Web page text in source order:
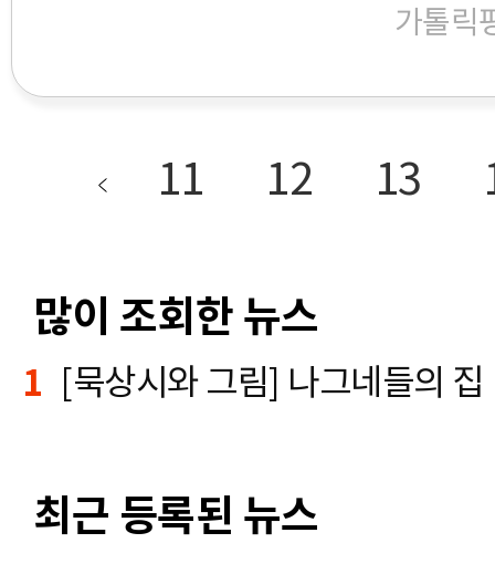
가톨릭
11 12 13
많이 조회한 뉴스
1 [묵상시와 그림] 나그네들의 집
최근 등록된 뉴스